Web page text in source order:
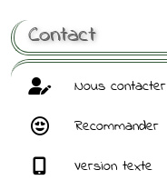
Contact
Nous contacter
Recommander
Version texte